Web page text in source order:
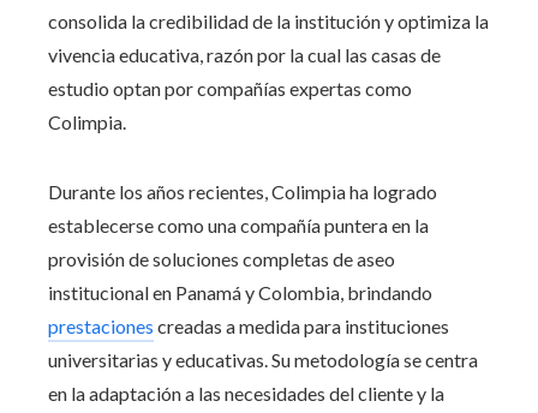
consolida la credibilidad de la institución y optimiza la
vivencia educativa, razón por la cual las casas de
estudio optan por compañías expertas como
Colimpia.
Durante los años recientes, Colimpia ha logrado
establecerse como una compañía puntera en la
provisión de soluciones completas de aseo
institucional en Panamá y Colombia, brindando
prestaciones creadas a medida para instituciones
universitarias y educativas. Su metodología se centra
en la adaptación a las necesidades del cliente y la